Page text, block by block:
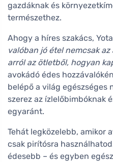
gazdáknak és
természethez.
Ahogy a híres szakács,
valóban jó étel nemcsak
arról az ötletből, hogyan
avokádó édes
belépő a világ egészséges
szerez az ízlelőbimbóknak
egyaránt.
Tehát legközelebb, amikor
csak pirítósra
édesebb – és egyben